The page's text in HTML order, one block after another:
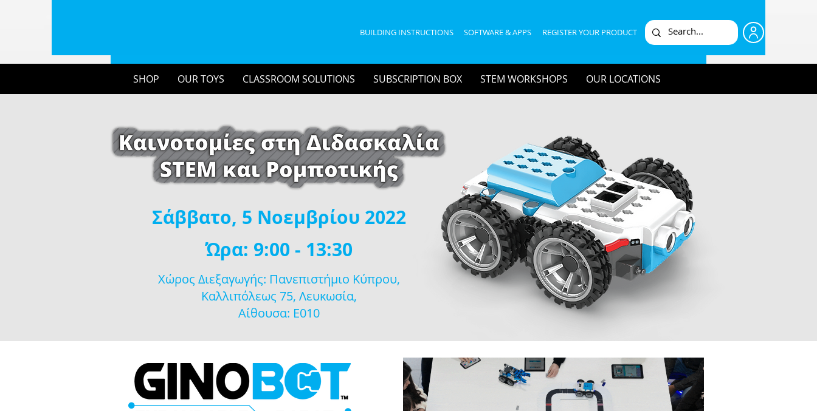
BUILDING INSTRUCTIONS SOFTWARE & APPS REGISTER YOUR PRODUCT
SHOP OUR TOYS CLASSROOM SOLUTIONS SUBSCRIPTION BOX STEM WORKSHOPS OUR LOCATIONS
Σάββατο, 5 Νοεμβρίου 2022
Ώρα: 9:00 - 13:30
Χώρος Διεξαγωγής: Πανεπιστήμιο Κύπρου,
Καλλιπόλεως 75, Λευκωσία,
Aίθουσα: Ε010